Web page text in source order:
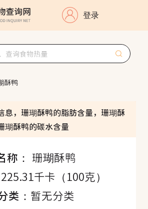
登录
酥鸭
息，珊瑚酥鸭的脂肪含量，珊瑚酥
瑚酥鸭的碳水含量
称： 珊瑚酥鸭
225.31千卡（100克）
类： 暂无分类